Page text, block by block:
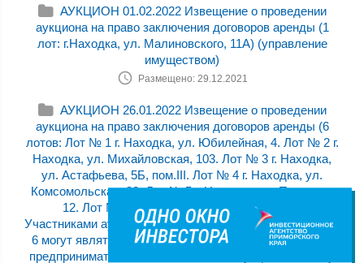
АУКЦИОН 01.02.2022 Извещение о проведении
аукциона на право заключения договоров аренды (1
лот: г.Находка, ул. Малиновского, 11А) (управление
имуществом)
Размещено: 29.12.2021
АУКЦИОН 26.01.2022 Извещение о проведении
аукциона на право заключения договоров аренды (6
лотов: Лот № 1 г. Находка, ул. Юбилейная, 4. Лот № 2 г.
Находка, ул. Михайловская, 103. Лот № 3 г. Находка,
ул. Астафьева, 5Б, пом.III. Лот № 4 г. Находка, ул.
Комсомольская, 32. Лот № 5 г. Находка, ул. Пирогова,
12. Лот № 6 г. Находка, ул. Арсеньева, 14.)
Участниками аукциона по лотам № 1, № 2, № 3, № 4, №
6 могут являться только субъекты малого и среднего
предпринимательства, Участниками аукциона по лоту